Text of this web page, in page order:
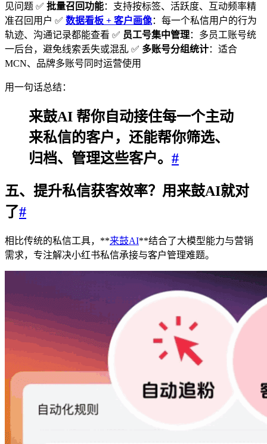
见问题 ✅ 批量召回功能：支持按标签、活跃度、互动频率精
准召回用户 ✅ 数据看板 + 客户画像：每一个私信用户的行为
轨迹、沟通记录都能查看 ✅ 员工号集中管理：多员工账号统
一后台，避免线索丢失或混乱 ✅ 多账号分组统计：适合
MCN、品牌多账号同时运营使用
用一句话总结：
来鼓AI 帮你自动接住每一个主动
来私信的客户，还能帮你筛选、
归档、管理这些客户。 #
五、提升私信获客效率？用来鼓AI就对
了#
相比传统的私信工具，**来鼓AI**结合了大模型能力与营销
需求，专注解决小红书私信承接与客户管理难题。